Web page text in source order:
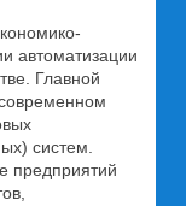
автоматизации
Главной
систем.
предприятий